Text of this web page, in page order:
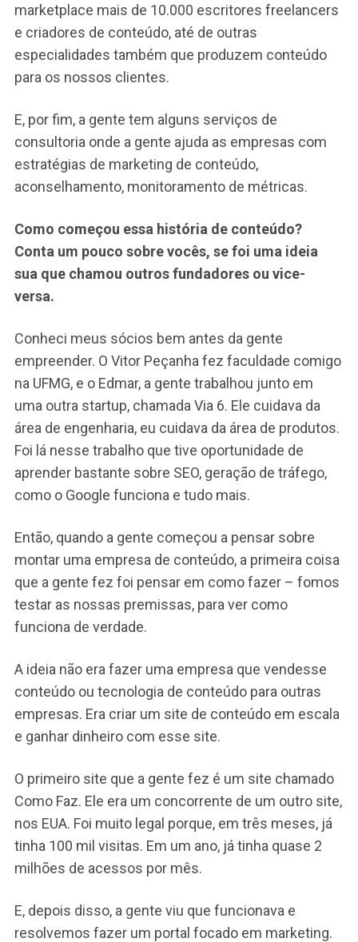
marketplace mais de 10.000 escritores freelancers
e criadores de conteúdo, até de outras
especialidades também que produzem conteúdo
para os nossos clientes.
E, por fim, a gente tem alguns serviços de
consultoria onde a gente ajuda as empresas com
estratégias de marketing de conteúdo,
aconselhamento, monitoramento de métricas.
Como começou essa história de conteúdo?
Conta um pouco sobre vocês, se foi uma ideia
sua que chamou outros fundadores ou vice-
versa.
Conheci meus sócios bem antes da gente
empreender. O Vitor Peçanha fez faculdade comigo
na UFMG, e o Edmar, a gente trabalhou junto em
uma outra startup, chamada Via 6. Ele cuidava da
área de engenharia, eu cuidava da área de produtos.
Foi lá nesse trabalho que tive oportunidade de
aprender bastante sobre SEO, geração de tráfego,
como o Google funciona e tudo mais.
Então, quando a gente começou a pensar sobre
montar uma empresa de conteúdo, a primeira coisa
que a gente fez foi pensar em como fazer – fomos
testar as nossas premissas, para ver como
funciona de verdade.
A ideia não era fazer uma empresa que vendesse
conteúdo ou tecnologia de conteúdo para outras
empresas. Era criar um site de conteúdo em escala
e ganhar dinheiro com esse site.
O primeiro site que a gente fez é um site chamado
Como Faz. Ele era um concorrente de um outro site,
nos EUA. Foi muito legal porque, em três meses, já
tinha 100 mil visitas. Em um ano, já tinha quase 2
milhões de acessos por mês.
E, depois disso, a gente viu que funcionava e
resolvemos fazer um portal focado em marketing.